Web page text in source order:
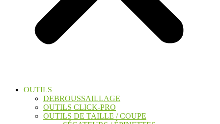
OUTILS
DEBROUSSAILLAGE
OUTILS CLICK-PRO
OUTILS DE TAILLE / COUPE